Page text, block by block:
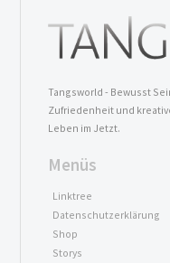
Tangsworld - Bewusst
Zufriedenheit und
Leben im Jetzt.
Menüs
Linktree
Datenschutzerklärung
Shop
Storys